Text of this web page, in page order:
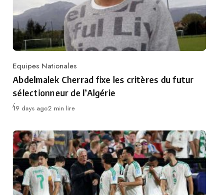
Category
Equipes Nationales
Abdelmalek Cherrad fixe les critères du futur
sélectionneur de l’Algérie
Publié
19 days ago2 min lire